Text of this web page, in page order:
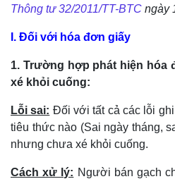
Thông tư 32/2011/TT-BTC ngày
I. Đối với hóa đơn giấy
1. Trường hợp phát hiện hóa
xé khỏi cuống:
Lỗi sai: Đối với tất cả các lỗi
tiêu thức nào (Sai ngày tháng,
nhưng chưa xé khỏi cuống.
Cách xử lý: Người bán gạch